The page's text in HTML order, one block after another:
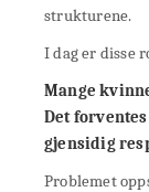
strukturene.
I dag er disse
Mange
Det
gjensidig
Problemet